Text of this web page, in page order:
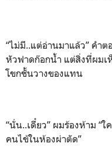
“ไม่มี..แต่อ่านมาแล้ว” คำ
หัวฟาดก๊อกน้ำ แต่สิ่งที่ผมเ
โขกชั้นวางของแทน
“นั่น..เดี๋ยว” ผมร้องห้าม
คนไข้ในห้องผ่าตัด”